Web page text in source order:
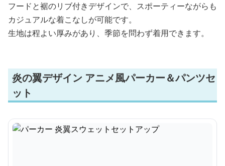
フードと裾のリブ付きデザインで、スポーティーながらも
カジュアルな着こなしが可能です。
生地は程よい厚みがあり、季節を問わず着用できます。
炎の翼デザイン アニメ風パーカー＆パンツセ
ット